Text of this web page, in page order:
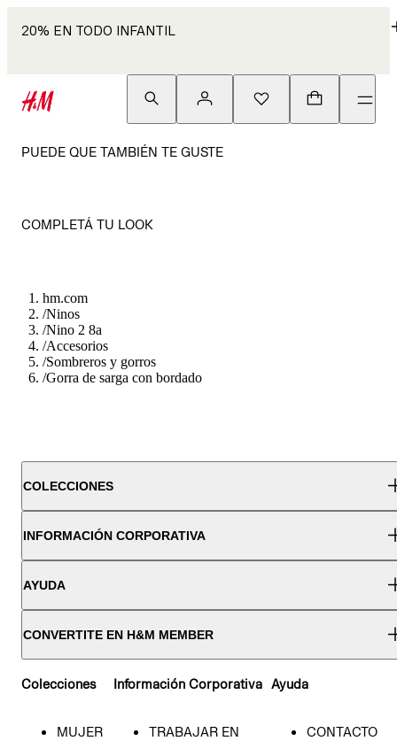
20% EN TODO INFANTIL
PUEDE QUE TAMBIÉN TE GUSTE
COMPLETÁ TU LOOK
hm.com
/Ninos
/Nino 2 8a
/Accesorios
/Sombreros y gorros
/Gorra de sarga con bordado
COLECCIONES
INFORMACIÓN CORPORATIVA
AYUDA
CONVERTITE EN H&M MEMBER
Colecciones
MUJER
Información Corporativa
TRABAJAR EN
Ayuda
CONTACTO